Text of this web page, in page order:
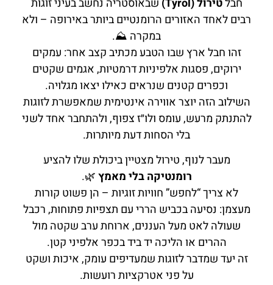
חבלטירול (Tyrol)
שבאוסטריה נחשב בעיני זוגות
רבים לאחד האזורים הרומנטיים ביותר באירופה – ולא
במקרה ⛰️.
זהו חבל ארץ שבו הטבע מכתיב קצב אחר: עמקים
ירוקים, פסגות אלפיניות דרמטיות, אגמים שקטים
וכפרים קטנים שנראים כאילו יצאו מגלויה.
השילוב הזה יוצר אווירה אינטימית שמאפשרת לזוגות
להתנתק מרעש, עומס ולו״ז צפוף, ולהתחבר אחד לשני
בלי הסחות דעת מיותרות.
מעבר לנוף, טירול מצטיין ביכולת שלו להציע
רומנטיקה בלי מאמץ🌿.
לא צריך “לחפש” חוויות זוגיות – הן פשוט קורות
מעצמן: נסיעה בכביש הררי עם תצפיות פתוחות, רכבל
שעולה לאט מעל העננים, ארוחת ערב שקטה מול
ההרים או הליכה יד ביד בכפר אלפיני קטן.
זה יעד שמדבר לזוגות שמעדיפים עומק, איכות ושקט
על פני אטרקציות רועשות.